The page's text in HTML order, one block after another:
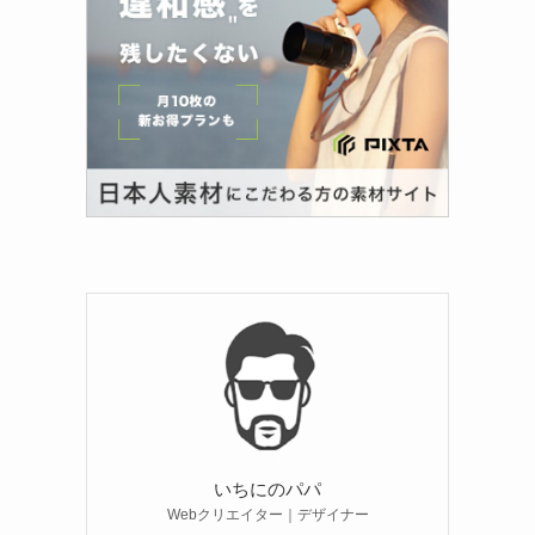
いちにのパパ
Webクリエイター｜デザイナー